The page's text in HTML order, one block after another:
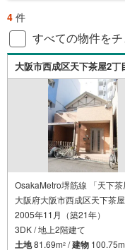
4 件
すべての物件を
大阪市西成区天下茶屋2丁
OsakaMetro堺筋線 「天下
大阪府大阪市西成区天下茶
2005年11月（築21年）
3DK / 地上2階建て
土地81.69m2 /建物 100.75m